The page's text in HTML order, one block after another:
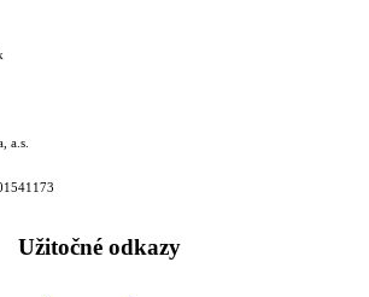
a.s.
Užitočné odkazy